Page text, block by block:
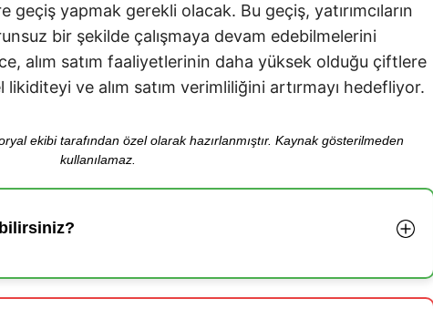
yapmak gerekli olacak. Bu geçiş, yatırımcıların
bir şekilde çalışmaya devam edebilmelerini
alım satım faaliyetlerinin daha yüksek olduğu çiftlere
ve alım satım verimliliğini artırmayı hedefliyor.
ekibi tarafından özel olarak hazırlanmıştır. Kaynak gösterilmeden
kullanılamaz.